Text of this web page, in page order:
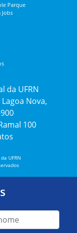
Parque
Jobs
da UFRN
Nova,
100
UFRN